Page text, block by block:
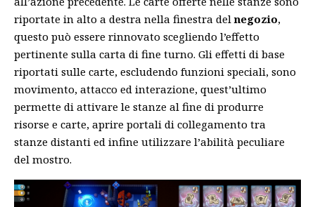
riportate in alto a destra nella finestra delnegozio,
questo può essere rinnovato scegliendo l’effetto
pertinente sulla carta di fine turno. Gli effetti di base
riportati sulle carte, escludendo funzioni speciali, sono
movimento, attacco ed interazione, quest’ultimo
permette di attivare le stanze al fine di produrre
risorse e carte, aprire portali di collegamento tra
stanze distanti ed infine utilizzare l’abilità peculiare
del mostro.